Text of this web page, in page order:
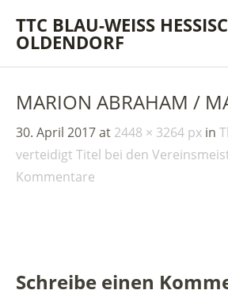
TTC BLAU-WEISS
OLDENDORF
MARION ABRAHAM /
30. April 2017at 2448 × 3264 px in
verteidigt Titel bei den
Kommentare
Schreibe einen